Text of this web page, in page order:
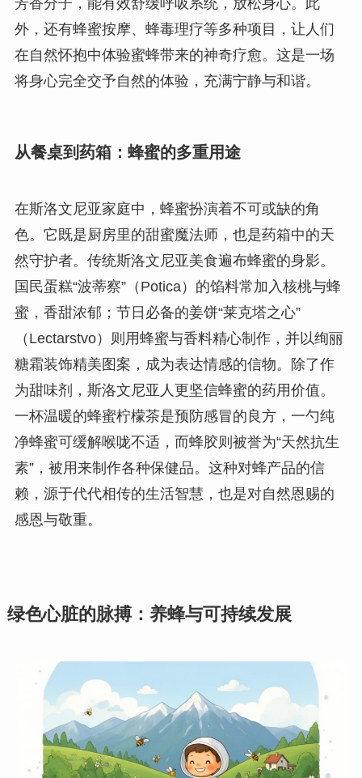
芳香分子，能有效舒缓呼吸系统，放松身心。此
外，还有蜂蜜按摩、蜂毒理疗等多种项目，让人们
在自然怀抱中体验蜜蜂带来的神奇疗愈。这是一场
将身心完全交予自然的体验，充满宁静与和谐。
从餐桌到药箱：蜂蜜的多重用途
在斯洛文尼亚家庭中，蜂蜜扮演着不可或缺的角
色。它既是厨房里的甜蜜魔法师，也是药箱中的天
然守护者。传统斯洛文尼亚美食遍布蜂蜜的身影。
国民蛋糕“波蒂察”（Potica）的馅料常加入核桃与蜂
蜜，香甜浓郁；节日必备的姜饼“莱克塔之心”
（Lectarstvo）则用蜂蜜与香料精心制作，并以绚丽
糖霜装饰精美图案，成为表达情感的信物。除了作
为甜味剂，斯洛文尼亚人更坚信蜂蜜的药用价值。
一杯温暖的蜂蜜柠檬茶是预防感冒的良方，一勺纯
净蜂蜜可缓解喉咙不适，而蜂胶则被誉为“天然抗生
素”，被用来制作各种保健品。这种对蜂产品的信
赖，源于代代相传的生活智慧，也是对自然恩赐的
感恩与敬重。
绿色心脏的脉搏：养蜂与可持续发展